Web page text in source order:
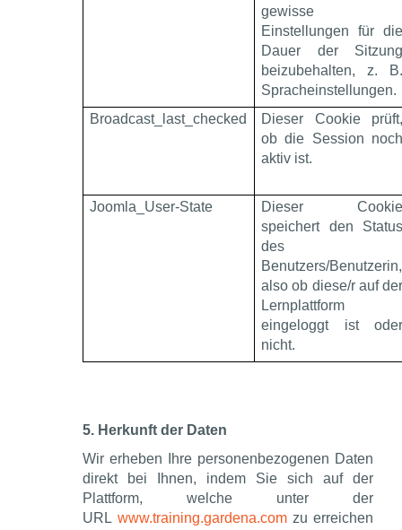
gewisse
Einstellungen für die
Dauer der Sitzung
beizubehalten, z. B.
Spracheinstellungen.
Broadcast_last_checked
Dieser Cookie prüft,
ob die Session noch
aktiv ist.
Joomla_User-State
Dieser Cookie
speichert den Status
des
Benutzers/Benutzerin,
also ob diese/r auf der
Lernplattform
eingeloggt ist oder
nicht.
5. Herkunft der Daten
Wir erheben Ihre personenbezogenen Daten
direkt bei Ihnen, indem Sie sich auf der
Plattform, welche unter der
URL www.training.gardena.com zu erreichen